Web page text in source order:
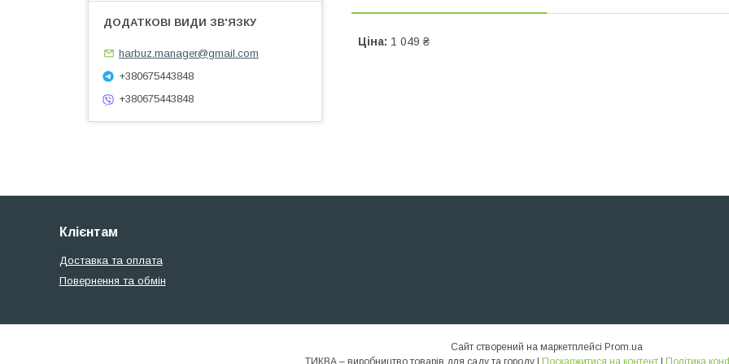
Ціна: 1 049 ₴
harbuz.manager@gmail.com
+380675443848
+380675443848
Клієнтам
Доставка та оплата
Повернення та обмін
Сайт створений на маркетплейсі Prom.ua
ТИКВА – виробництво товарів для саду та городу | Поскаржитися на контент | Політика